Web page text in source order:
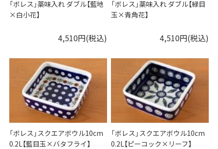
「ボレス」薬味入れ ダブル【藍地
×白小花】
4,510円(税込)
「ボレス」薬味入れ ダブル【緑目
玉×青角花】
4,510円(税込)
「ボレス」スクエアボウル10cm
0.2L【藍目玉×バタフライ】
「ボレス」スクエアボウル10cm
0.2L【ピーコック×リーフ】